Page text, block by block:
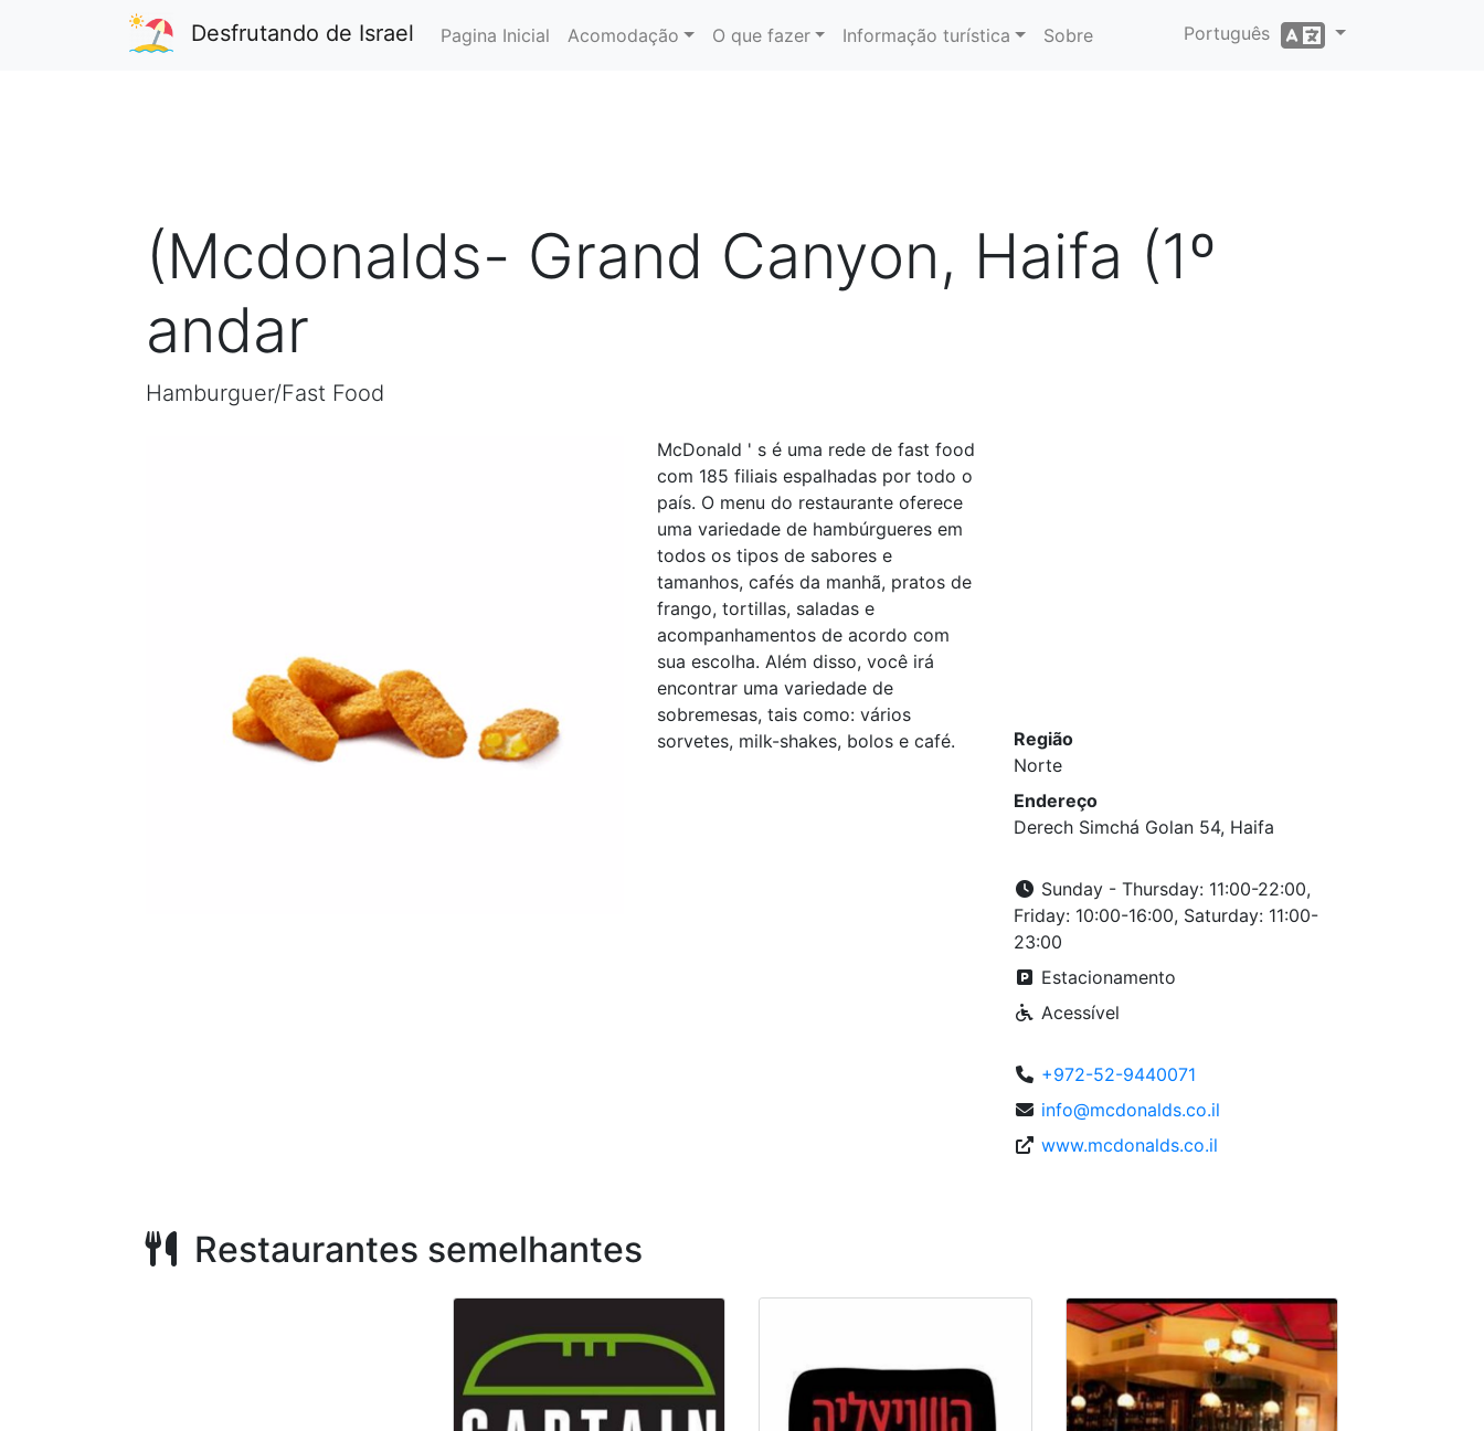
Desfrutando de Israel Pagina Inicial Acomodação O que fazer Informação turística Sobre Português
(Mcdonalds- Grand Canyon, Haifa (1º
andar
Hamburguer/Fast Food
McDonald ' s é uma rede de fast food
com 185 filiais espalhadas por todo o
país. O menu do restaurante oferece
uma variedade de hambúrgueres em
todos os tipos de sabores e
tamanhos, cafés da manhã, pratos de
frango, tortillas, saladas e
acompanhamentos de acordo com
sua escolha. Além disso, você irá
encontrar uma variedade de
sobremesas, tais como: vários
sorvetes, milk-shakes, bolos e café.
Região
Norte
Endereço
Derech Simchá Golan 54, Haifa
Sunday - Thursday: 11:00-22:00,
Friday: 10:00-16:00, Saturday: 11:00-
23:00
Estacionamento
Acessível
+972-52-9440071
info@mcdonalds.co.il
www.mcdonalds.co.il
Restaurantes semelhantes